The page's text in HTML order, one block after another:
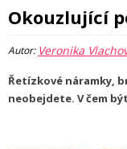
Okouzlující
Autor: Veronika
Řetízkové náramky,
neobejdete. V čem